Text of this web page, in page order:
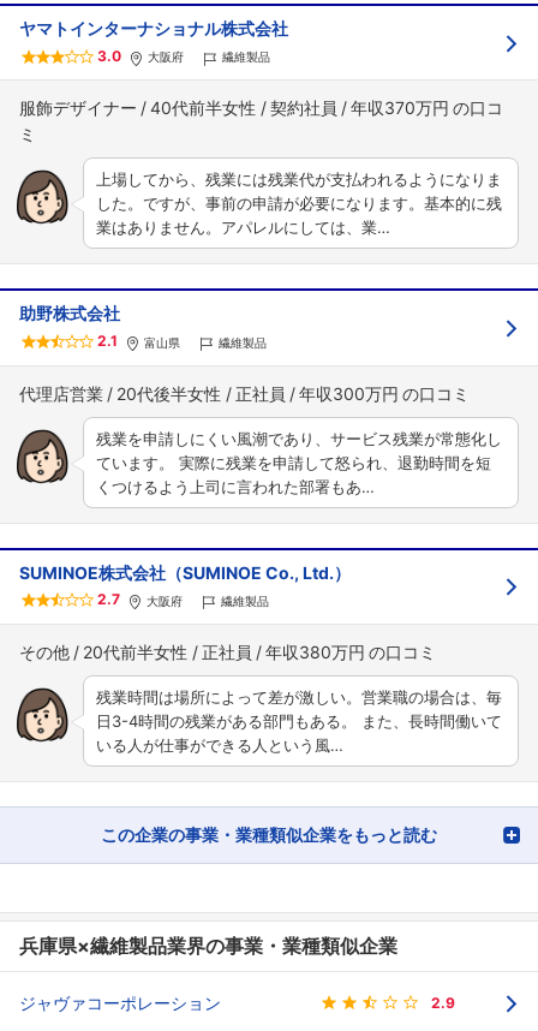
ヤマトインターナショナル株式会社
3.0 大阪府 繊維製品
服飾デザイナー 40代前半女性 契約社員 年収370万円
上場してから、残業には残業代が支払われるようになりま
した。ですが、事前の申請が必要になります。基本的に残
業はありません。アパレルにしては、業…
助野株式会社
2.1 富山県 繊維製品
代理店営業 20代後半女性 正社員 年収300万円
残業を申請しにくい風潮であり、サービス残業が常態化し
ています。 実際に残業を申請して怒られ、退勤時間を短
くつけるよう上司に言われた部署もあ…
SUMINOE株式会社（SUMINOE Co., Ltd.）
2.7 大阪府 繊維製品
その他 20代前半女性 正社員 年収380万円
残業時間は場所によって差が激しい。営業職の場合は、毎
日3-4時間の残業がある部門もある。 また、長時間働いて
いる人が仕事ができる人という風…
この企業の事業・業種類似企業をもっと読む
兵庫県×繊維製品業界の事業・業種類似企業
ジャヴァコーポレーション 2.9